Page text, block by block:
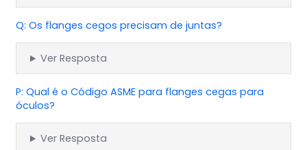
Q: Os flanges cegos precisam de juntas?
Ver Resposta
P: Qual é o Código ASME para flanges cegas para
óculos?
Ver Resposta